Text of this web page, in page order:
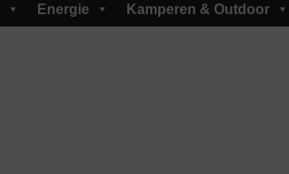
Energie Kamperen & Outdoor